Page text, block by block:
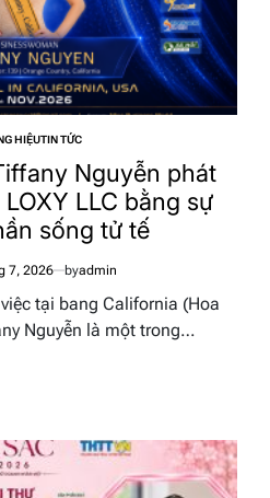
HIỆUTIN TỨC
Nguyễn phát
LLC bằng sự
sống tử tế
7, 2026 byadmin
tại bang California (Hoa
Nguyễn là một trong…